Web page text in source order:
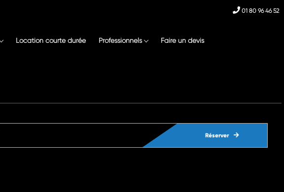
01 80 96 46 52
Location courte durée Professionnels Faire un devis
Réserver